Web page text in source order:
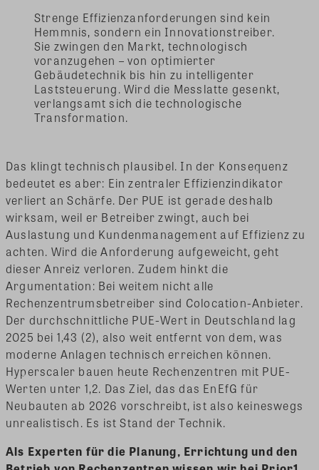
Strenge Effizienzanforderungen sind kein
Hemmnis, sondern ein Innovationstreiber.
Sie zwingen den Markt, technologisch
voranzugehen – von optimierter
Gebäudetechnik bis hin zu intelligenter
Laststeuerung. Wird die Messlatte gesenkt,
verlangsamt sich die technologische
Transformation.
Das klingt technisch plausibel. In der Konsequenz
bedeutet es aber: Ein zentraler Effizienzindikator
verliert an Schärfe. Der PUE ist gerade deshalb
wirksam, weil er Betreiber zwingt, auch bei
Auslastung und Kundenmanagement auf Effizienz zu
achten. Wird die Anforderung aufgeweicht, geht
dieser Anreiz verloren. Zudem hinkt die
Argumentation: Bei weitem nicht alle
Rechenzentrumsbetreiber sind Colocation-Anbieter.
Der durchschnittliche PUE-Wert in Deutschland lag
2025 bei 1,43 (2), also weit entfernt von dem, was
moderne Anlagen technisch erreichen können.
Hyperscaler bauen heute Rechenzentren mit PUE-
Werten unter 1,2. Das Ziel, das das EnEfG für
Neubauten ab 2026 vorschreibt, ist also keineswegs
unrealistisch. Es ist Stand der Technik.
Als Experten für die Planung, Errichtung und den